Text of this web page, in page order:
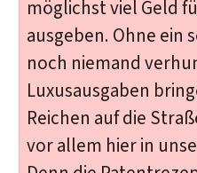
möglichst viel Geld
ausgeben. Ohne ein
noch niemand
Luxusausgaben
Reichen auf die
vor allem hier in